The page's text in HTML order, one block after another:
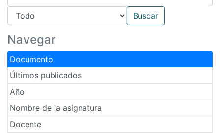
Navegar
Documento
Últimos publicados
Año
Nombre de la asignatura
Docente